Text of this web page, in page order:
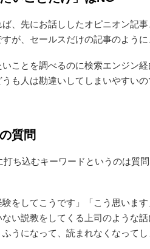
、先にお話ししたオピニオン記
が、セールスだけの記事のよう
ことを調べるのに検索エンジン
も人は勘違いしてしまいやすい
質問
ち込むキーワードというのは
をしてこうです」「こう思いま
い説教をしてくる上司のような
うになって、読まれなくなってし